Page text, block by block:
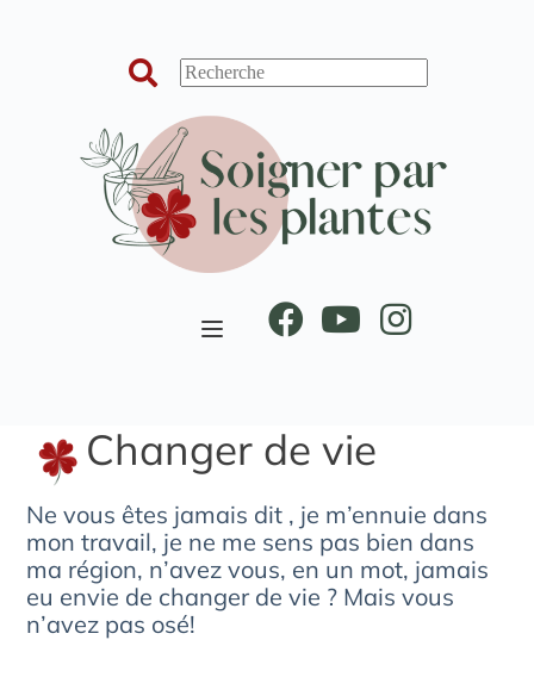
Changer de vie
Ne vous êtes jamais dit , je m’ennuie dans
mon travail, je ne me sens pas bien dans
ma région, n’avez vous, en un mot, jamais
eu envie de changer de vie ? Mais vous
n’avez pas osé!